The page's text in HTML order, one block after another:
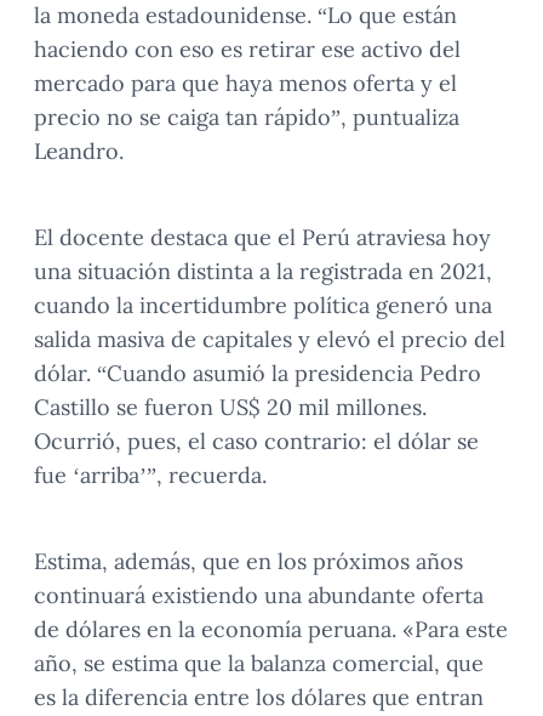
la moneda estadounidense. “Lo que están
haciendo con eso es retirar ese activo del
mercado para que haya menos oferta y el
precio no se caiga tan rápido”, puntualiza
Leandro.
El docente destaca que el Perú atraviesa hoy
una situación distinta a la registrada en 2021,
cuando la incertidumbre política generó una
salida masiva de capitales y elevó el precio del
dólar. “Cuando asumió la presidencia Pedro
Castillo se fueron US$ 20 mil millones.
Ocurrió, pues, el caso contrario: el dólar se
fue ‘arriba’”, recuerda.
Estima, además, que en los próximos años
continuará existiendo una abundante oferta
de dólares en la economía peruana. «Para este
año, se estima que la balanza comercial, que
es la diferencia entre los dólares que entran